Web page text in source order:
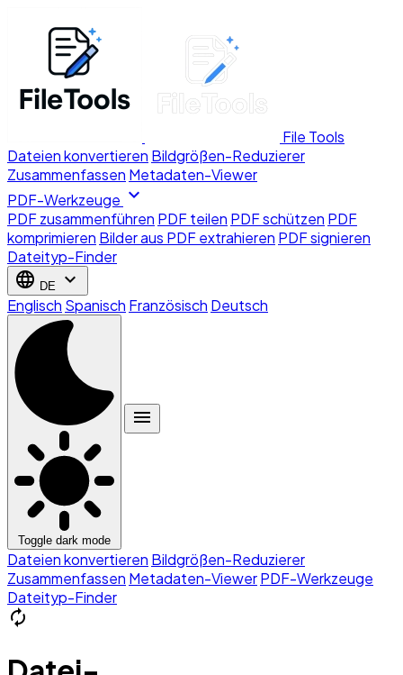
File Tools
Dateien konvertieren Bildgrößen-Reduzierer
Zusammenfassen Metadaten-Viewer
PDF-Werkzeuge expand_more
PDF zusammenführen PDF teilen PDF schützen PDF
komprimieren Bilder aus PDF extrahieren PDF signieren
Dateityp-Finder
language DE expand_more
Englisch Spanisch Französisch Deutsch
Toggle dark mode
menu
Dateien konvertieren Bildgrößen-Reduzierer
Zusammenfassen Metadaten-ViewerPDF-Werkzeuge
Dateityp-Finder
autorenew